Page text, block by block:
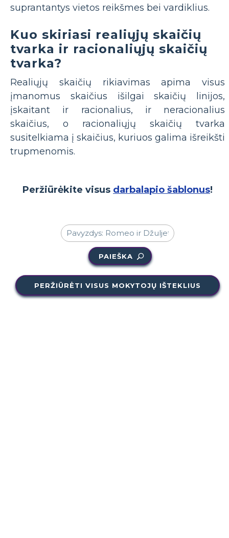
suprantantys vietos reikšmes bei vardiklius.
Kuo skiriasi realiųjų skaičių
tvarka ir racionaliųjų skaičių
tvarka?
Realiųjų skaičių rikiavimas apima visus
įmanomus skaičius išilgai skaičių linijos,
įskaitant ir racionalius, ir neracionalius
skaičius, o racionaliųjų skaičių tvarka
susitelkiama į skaičius, kuriuos galima išreikšti
trupmenomis.
Peržiūrėkite visus darbalapio šablonus!
PAIEŠKA
PERŽIŪRĖTI VISUS MOKYTOJŲ IŠTEKLIUS